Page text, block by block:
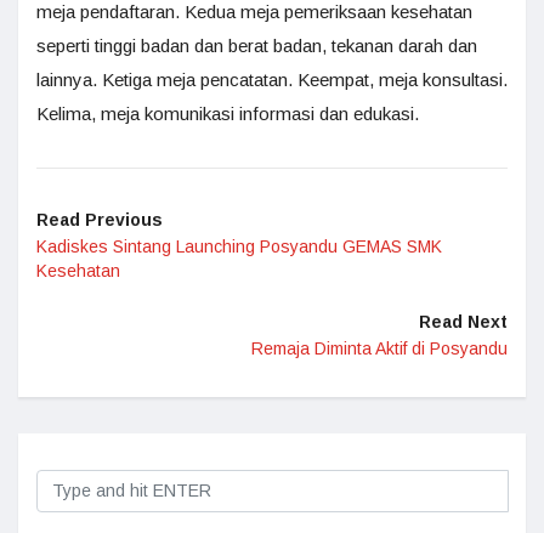
meja pendaftaran. Kedua meja pemeriksaan kesehatan
seperti tinggi badan dan berat badan, tekanan darah dan
lainnya. Ketiga meja pencatatan. Keempat, meja konsultasi.
Kelima, meja komunikasi informasi dan edukasi.
Read Previous
Kadiskes Sintang Launching Posyandu GEMAS SMK
Kesehatan
Read Next
Remaja Diminta Aktif di Posyandu